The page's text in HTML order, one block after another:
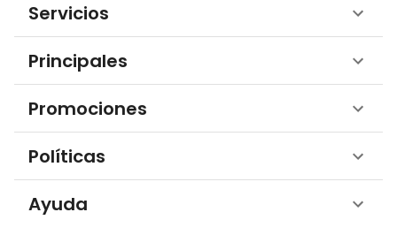
Servicios
Principales
Promociones
Políticas
Ayuda